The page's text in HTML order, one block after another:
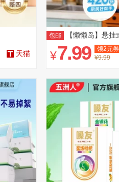
天猫
包邮 【懒懒岛】悬
¥7.99 领2元券
¥9.99